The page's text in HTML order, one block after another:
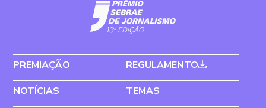
PREMIAÇÃO
REGULAMENTO
NOTÍCIAS
TEMAS